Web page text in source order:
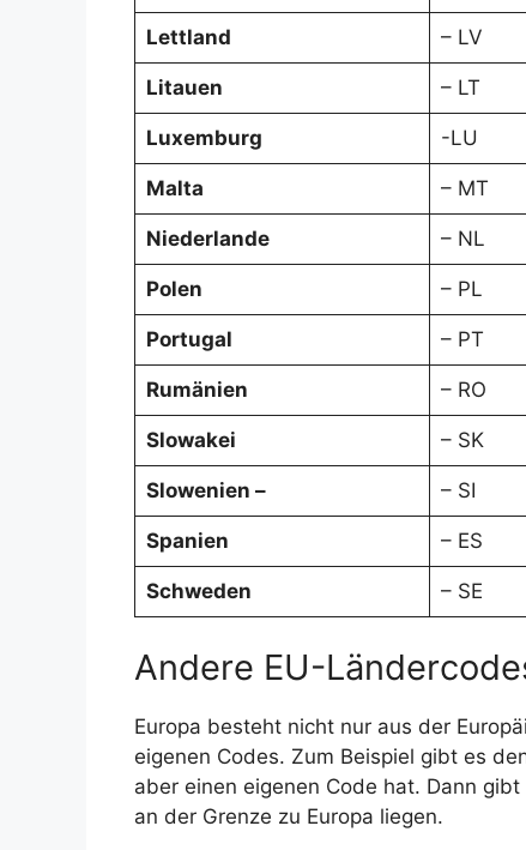
Lettland – LV
Litauen – LT
Luxemburg -LU
Malta – MT
Niederlande – NL
Polen – PL
Portugal – PT
Rumänien – RO
Slowakei – SK
Slowenien – – SI
Spanien – ES
Schweden – SE
Andere EU-
Europa besteht nicht nur aus der
eigenen Codes. Zum Beispiel gibt es
aber einen eigenen Code hat. Dann
an der Grenze zu Europa liegen.